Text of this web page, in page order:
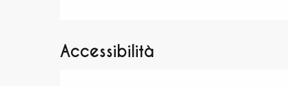
Accessibilità